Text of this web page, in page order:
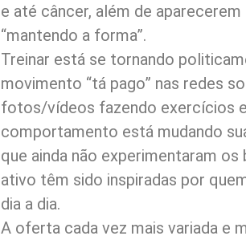
e até câncer, além de
“mantendo a forma”.
Treinar está se tornando
movimento “tá pago” nas redes
fotos/vídeos fazendo exercícios
comportamento está mudando
que ainda não experimentaram
ativo têm sido inspiradas por
dia a dia.
A oferta cada vez mais variada e